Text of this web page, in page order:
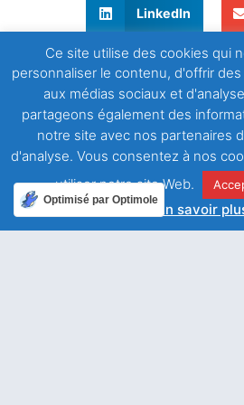
LinkedIn
ARTICLE PRÉCÉDENT
Ce site utilise des cookies qui
personnaliser le contenu, d'offrir
aux médias sociaux et
partageons également des
notre site avec nos partenaires
d'analyse. Vous consentez à nos
utiliser notre site Web.
En savoir
Optimisé par Optimole